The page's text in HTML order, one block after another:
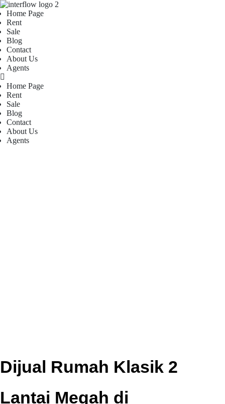
Home Page
Rent
Sale
Blog
Contact
About Us
Agents
Home Page
Rent
Sale
Blog
Contact
About Us
Agents
Dijual Rumah Klasik 2
Lantai Megah di